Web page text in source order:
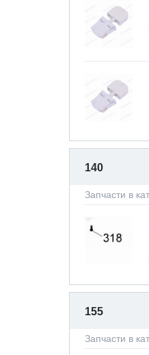
140
Запчасти в
155
Запчасти в